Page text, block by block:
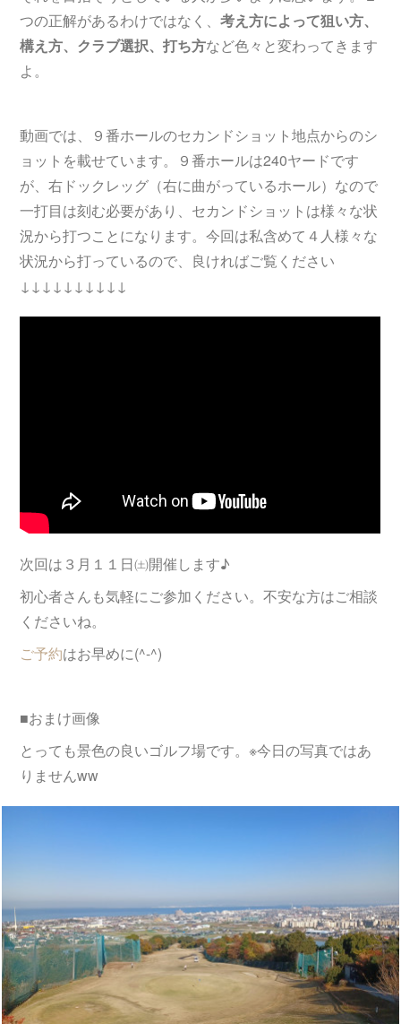
つの正解があるわけではなく、考え方によって狙い方、
構え方、クラブ選択、打ち方など色々と変わってきます
よ。
動画では、９番ホールのセカンドショット地点からのシ
ョットを載せています。９番ホールは240ヤードです
が、右ドックレッグ（右に曲がっているホール）なので
一打目は刻む必要があり、セカンドショットは様々な状
況から打つことになります。今回は私含めて４人様々な
状況から打っているので、良ければご覧ください
↓↓↓↓↓↓↓↓↓↓
次回は３月１１日㈯開催します♪
初心者さんも気軽にご参加ください。不安な方はご相談
くださいね。
ご予約はお早めに(^-^)
■おまけ画像
とっても景色の良いゴルフ場です。※今日の写真ではあ
りませんww